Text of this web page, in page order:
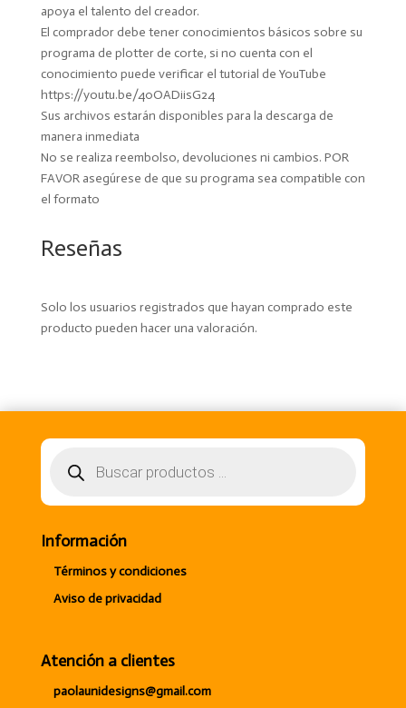
apoya el talento del creador.
El comprador debe tener conocimientos básicos sobre su
programa de plotter de corte, si no cuenta con el
conocimiento puede verificar el tutorial de YouTube
https://youtu.be/40OADiisG24
Sus archivos estarán disponibles para la descarga de
manera inmediata
No se realiza reembolso, devoluciones ni cambios. POR
FAVOR asegúrese de que su programa sea compatible con
el formato
Reseñas
Solo los usuarios registrados que hayan comprado este
producto pueden hacer una valoración.
productos
Información
Términos y condiciones
Aviso de privacidad
Atención a clientes
paolaunidesigns@gmail.com